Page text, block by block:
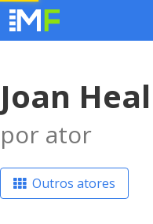
Joan Heal
por ator
Outros atores